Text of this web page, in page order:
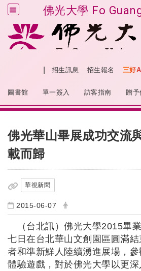
佛光大學 Fo
跳到主要內容
招生訊息 招生報名 三好AI
圖書館 單一簽入 訪客指南 贈予
佛光華山畢展成功交流
載而歸
華視新聞
2015-06-07
（台北訊）佛光大學2015畢
七日在台北華山文創園區圓滿
者和準新鮮人陸續湧進展場，
體驗遊戲，對於佛光大學以更